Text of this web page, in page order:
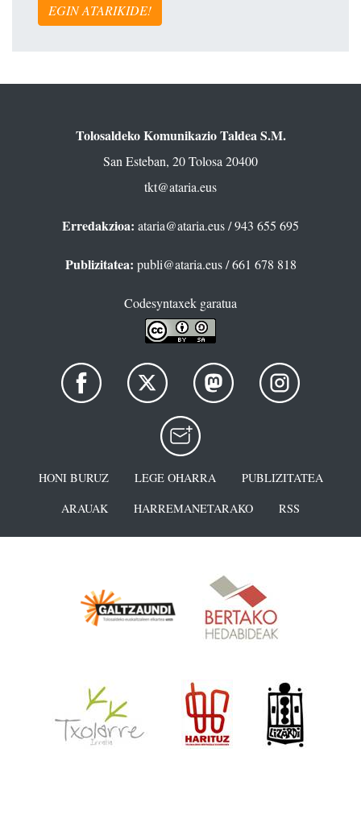
EGIN ATARIKIDE!
Tolosaldeko Komunikazio Taldea S.M.
San Esteban, 20 Tolosa 20400
tkt@ataria.eus
Erredakzioa: ataria@ataria.eus/ 943 655 695
Publizitatea: publi@ataria.eus/ 661 678 818
Codesyntaxek garatua
HONI BURUZ LEGE OHARRA
PUBLIZITATEA
ARAUAK
HARREMANETARAKO RSS